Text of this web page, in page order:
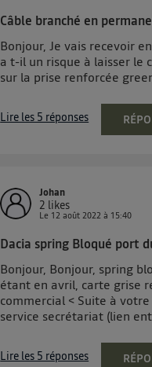
Câble branché en
Bonjour, Je vais recevoir
a t-il un risque à laisser le
sur la prise renforcée
Lire les 5 réponses
Johan
2 likes
Le 12 août 2022 à 15:40
Dacia spring Bloqué port
Bonjour, Bonjour, spring
étant en avril, carte grise
commercial < Suite à
service secrétariat (lien
Lire les 5 réponses